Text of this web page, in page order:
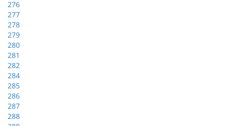
276
277
278
279
280
281
282
284
285
286
287
288